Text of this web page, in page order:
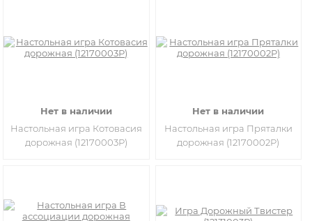
Нет в наличии
Настольная игра Котовасия
дорожная (12170003Р)
Нет в наличии
Настольная игра Пряталки
дорожная (12170002Р)